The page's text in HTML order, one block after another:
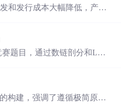
天文结合的时代。,
和发行成本大幅降低，产量
合作推出NFT系列，苹
用，虚拟人直播带货仍在早
题目，通过数链剖分和LCA
构建，强调了遵循极简原则